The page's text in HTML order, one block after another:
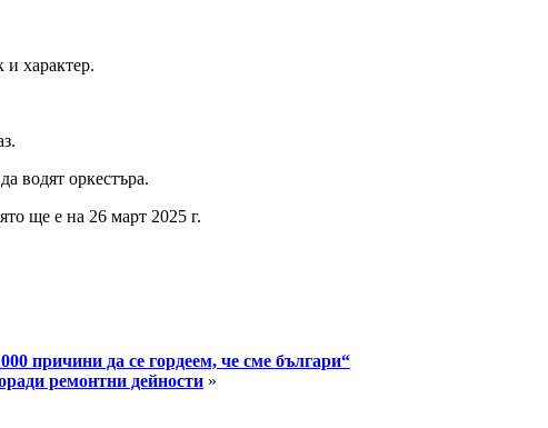
и характер.
водят оркестъра.
ще е на 26 март 2025 г.
причини да се гордеем, че сме българи“
ремонтни дейности »